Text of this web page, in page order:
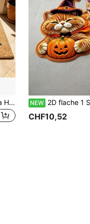
1 Stück Böser Blick & Hamsa Hand Muster Flanell Fußmatte, weich, rutschfest, saugfähig, bohemischer mystischer dekorativer Teppich, waschbare Fußmatte für Eingangsbereich, Badezimmer, Wohnzimmer, Schlafzimmer und Innen-/Außenbereich NEW 2D flache 1 Stück Halloween orange Hexenhut süßes Katzen-Kürbis-Muster Badezimmerteppich, personalisierter moderner Heim-Faux-Kaschmir unregelmäßiger weicher Fußmatte neben dem Bett, Katzen-Hunde-
CHF10,52